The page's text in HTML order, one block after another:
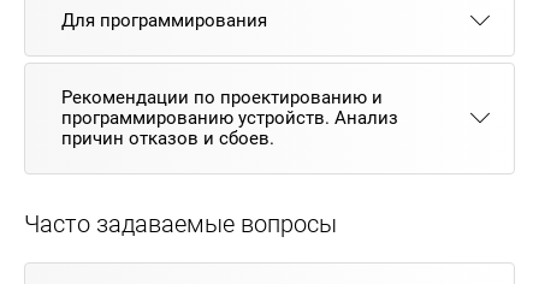
Для программирования
Рекомендации по проектированию и
программированию устройств. Анализ
причин отказов и сбоев.
Часто задаваемые вопросы